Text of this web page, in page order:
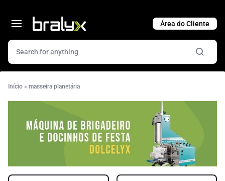
Início » masseira planetária